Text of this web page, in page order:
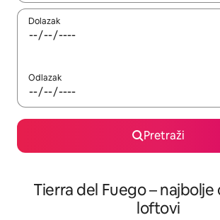
Dolazak
Odlazak
Pretraži
Tierra del Fuego –
loftovi